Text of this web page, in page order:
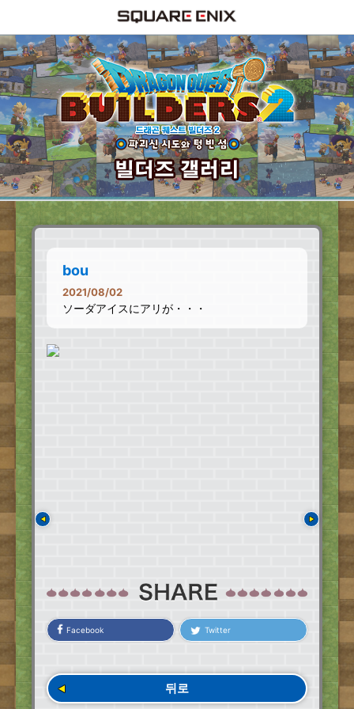
bou
2021/08/02
ソーダアイスにアリが・・・
Facebook Twitter
뒤로